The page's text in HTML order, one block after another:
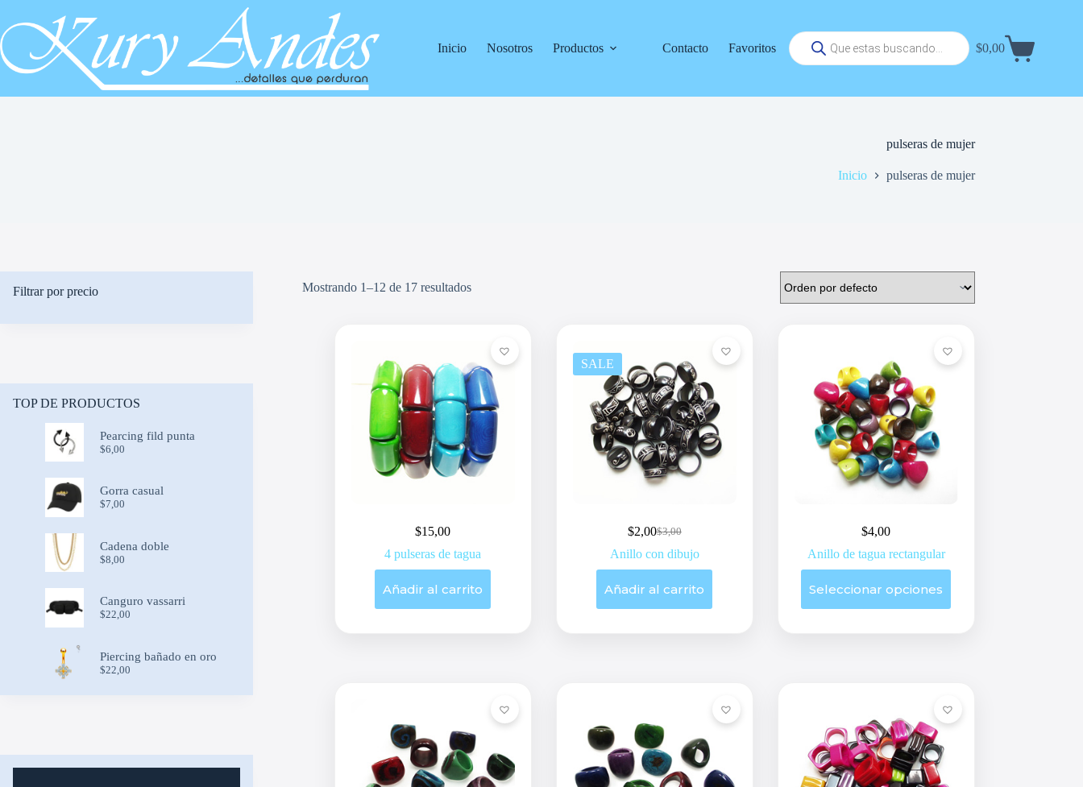
contenido
Inicio Nosotros Productos Contacto Favoritos
Búsqueda
de
productos
Carrito
$0,00
pulseras de mujer
Inicio pulseras de mujer
Mostrando 1–12 de 17 resultados
$15,00
4 pulseras de tagua
Añadir al carrito
SALE
$3,00
Original
price
was:
$2,00Current
price
is:
Anillo con dibujo
Añadir al carrito
$4,00
Anillo de tagua rectangular
Seleccionar opciones
producto
variantes.
en
la
página
de
producto
Filtrar por precio
TOP DE PRODUCTOS
Pearcing fild punta
$6,00
Gorra casual
$7,00
Cadena doble
$8,00
Canguro vassarri
$22,00
Piercing bañado en oro
$22,00